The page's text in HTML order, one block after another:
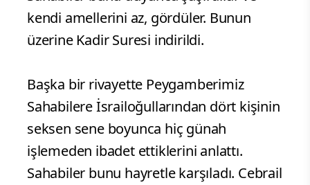
kendi amellerini az, gördüler. Bunun
üzerine Kadir Suresi indirildi.
Başka bir rivayette Peygamberimiz
Sahabilere İsrailoğullarından dört kişinin
seksen sene boyunca hiç günah
işlemeden ibadet ettiklerini anlattı.
Sahabiler bunu hayretle karşıladı. Cebrail